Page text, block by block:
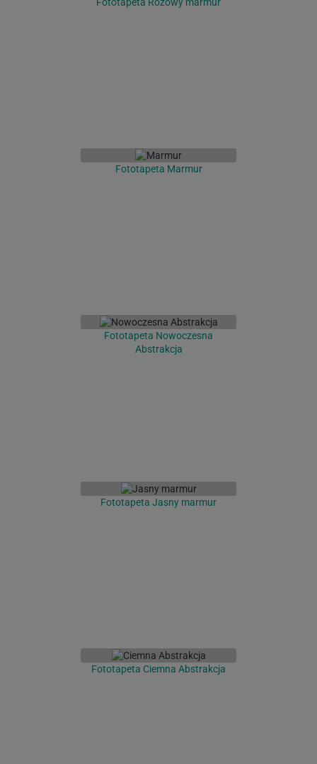
Fototapeta Marmur
Fototapeta Nowoczesna
Abstrakcja
Fototapeta Jasny marmur
Fototapeta Ciemna Abstrakcja